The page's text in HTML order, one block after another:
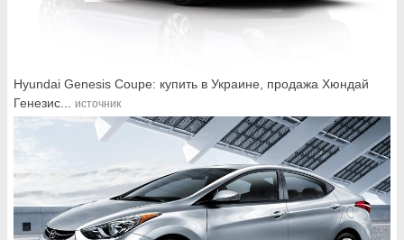
Hyundai Genesis Coupe: купить в Украине, продажа Хюндай
Генезис...
источник